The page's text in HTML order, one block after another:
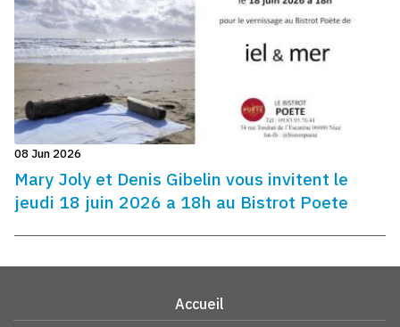
08 Jun 2026
Mary Joly et Denis Gibelin vous invitent le
jeudi 18 juin 2026 a 18h au Bistrot Poete
Accueil